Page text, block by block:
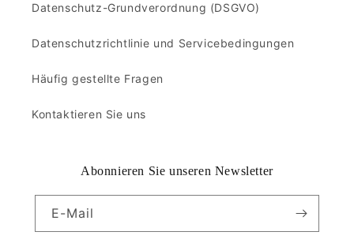
Datenschutz-Grundverordnung (DSGVO)
Datenschutzrichtlinie und Servicebedingungen
Häufig gestellte Fragen
Kontaktieren Sie uns
Abonnieren Sie unseren Newsletter
E-Mail